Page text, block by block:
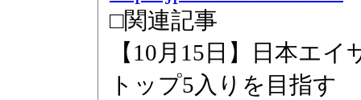
□関連記事
【10月15日】日本エ
トップ5入りを目指す